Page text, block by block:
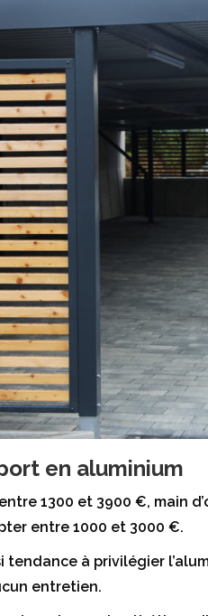
en aluminium
1300 et 3900 €, main
entre 1000 et 3000 €.
tendance à privilégier
entretien.